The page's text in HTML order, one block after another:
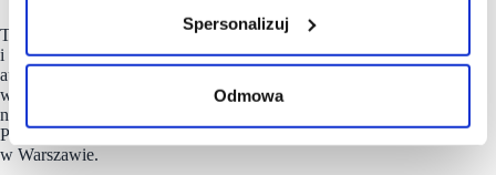
Spersonalizuj
Odmowa
Teraz właściciel firmy postanowił zrobić kolejny krok
i uruchamia markę premium – Skalski Cakes&Cafe. To sieć
autorskich kawiarni połączonych z cukierniami,
w których można zaopatrzyć się m.in. w pyszne wypieki,
nie tylko dla miłośników słodkości. Lokal w galerii Atrium
Promenada to już trzecia kawiarnia tego konceptu
w Warszawie.